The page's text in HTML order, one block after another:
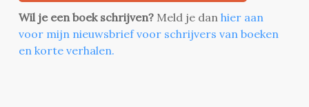
Wil je een boek schrijven? Meld je dan hier aan
voor mijn nieuwsbrief voor schrijvers van boeken
en korte verhalen.